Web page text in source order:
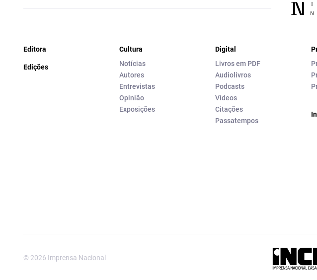
Editora
Edições
Cultura
Notícias
Autores
Entrevistas
Opinião
Exposições
Digital
Livros em PDF
Audiolivros
Podcasts
Vídeos
Citações
Passatempos
© 2026 Imprensa Nacional